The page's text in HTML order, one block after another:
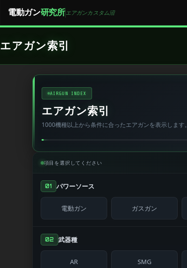
電動ガン研究所 エアガンカスタム沼
エアガン索引
AIRGUN INDEX
エアガン索引
1000機種以上から条件に合ったエアガンを表示します。
項目を選択してください
01 パワーソース
電動ガン ガスガン
02 武器種
AR SMG